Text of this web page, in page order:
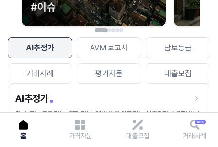
AI추정가 AVM 보고서 담보등급
거래사례 평가자문 대출모집
AI추정가
전국 모든 토지건물, 집합건물, 매월 업데이트되는 AI추정가를 경험해보
세요.
홈 가격자문 대출모집 거래사례